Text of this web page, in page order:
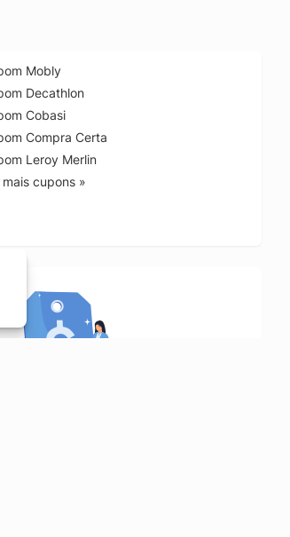
Mobly
Decathlon
Cobasi
Compra Certa
Leroy Merlin
mais cupons »